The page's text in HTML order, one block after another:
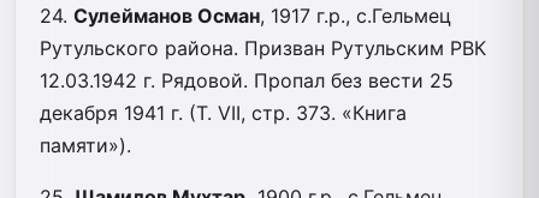
24. Сулейманов Осман, 1917 г.р., с.Гельмец
Рутульского района. Призван Рутульским РВК
12.03.1942 г. Рядовой. Пропал без вести 25
декабря 1941 г. (Т. VII, стр. 373. «Книга
памяти»).